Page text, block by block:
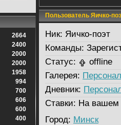
2664
2400
2000
2000
1958
994
700
606
600
400
Пользователь Яичко-
Ник: Яичко-поэт
Команды:
Статус:
offline
Галерея:
Дневник:
Ставки: На вашем
Город: Минск